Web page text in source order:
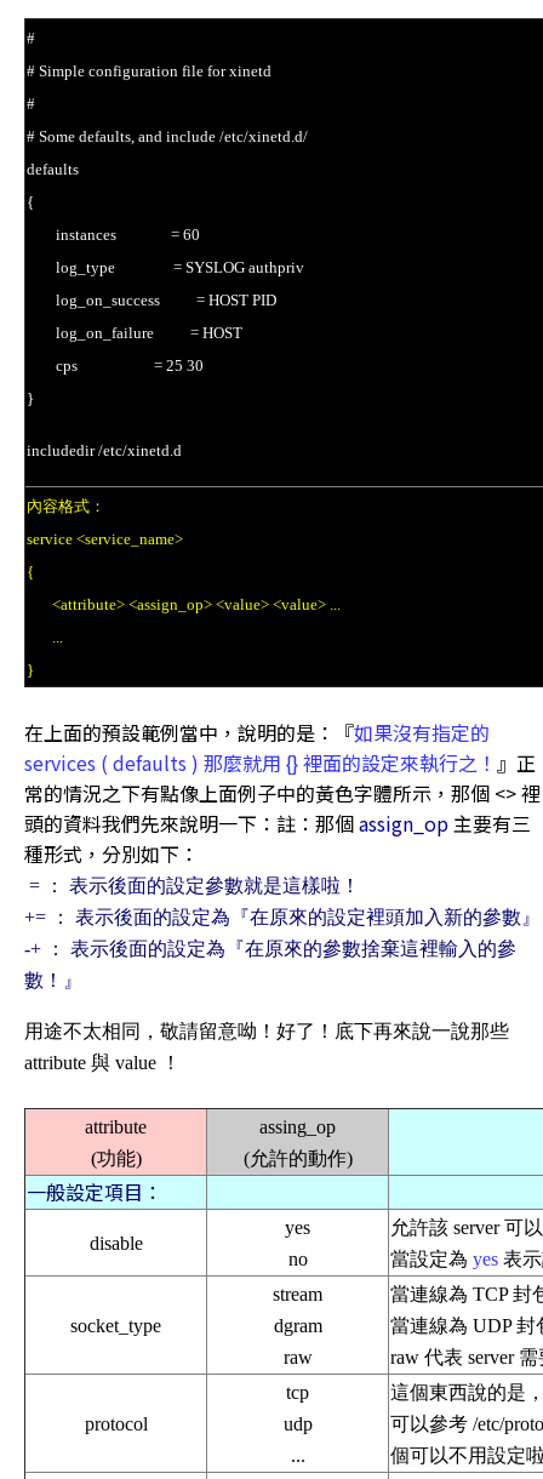
#
# Simple configuration file for xinetd
#
# Some defaults, and include /etc/xinetd.d/
defaults
{
instances = 60
log_type = SYSLOG authpriv
log_on_success = HOST PID
log_on_failure = HOST
cps = 25 30
}
includedir /etc/xinetd.d
內容格式：
service <service_name>
{
<attribute> <assign_op> <value> <value> ...
...
}
在上面的預設範例當中，說明的是：『如果沒有指定的
services ( defaults ) 那麼就用 {} 裡面的設定來執行之！ 』正
常的情況之下有點像上面例子中的黃色字體所示，那個 <> 裡
頭的資料我們先來說明一下：註：那個assign_op主要有三
種形式，分別如下：
= ： 表示後面的設定參數就是這樣啦！
+= ： 表示後面的設定為『在原來的設定裡頭加入新的參數 』
-+ ： 表示後面的設定為『在原來的參數捨棄這裡輸入的參
數 ！』
用途不太相同，敬請留意呦！好了！底下再來說一說那些
attribute 與 value ！
attribute
(功能)
assing_op
(允許的動作)
一般設定項目：
disable
yes
no
允許該 server 可
當設定為 yes 表
socket_type
stream
dgram
raw
當連線為 TCP 封
當連線為 UDP
raw 代表 server
protocol
tcp
udp
...
這個東西說的是
可以參考 /etc/
個可以不用設定